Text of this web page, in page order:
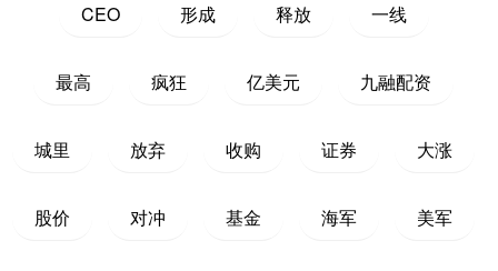
CEO 形成 释放 一线
最高 疯狂 亿美元 九融配资
城里 放弃 收购 证券 大涨
股价 对冲 基金 海军 美军